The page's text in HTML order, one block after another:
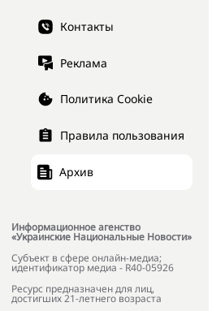
Контакты
Реклама
Политика Cookie
Правила пользования
Архив
Информационное агенство
«Украинские Национальные Новости»
Субъект в сфере онлайн-медиа;
идентификатор медиа - R40-05926
Ресурс предназначен для лиц,
достигших 21-летнего возраста